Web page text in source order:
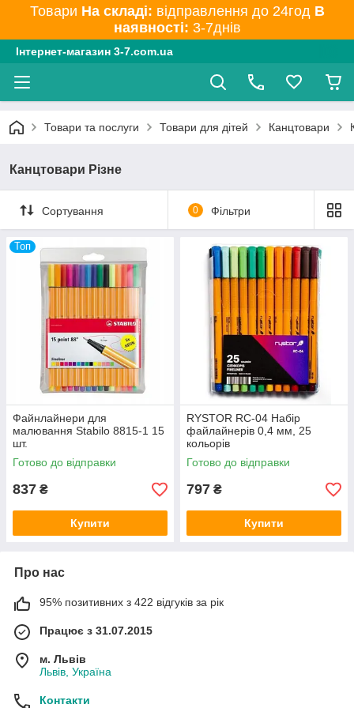
Товари На складі: відправлення до 24год В
наявності: 3-7днів
Інтернет-магазин 3-7.com.ua
Товари та послуги Товари для дітей Канцтовари
Канцтовари Різне
Сортування 0 Фільтри
Топ
Файнлайнери для
малювання Stabilo 8815-1 15
шт.
Готово до відправки
837 ₴
Купити
RYSTOR RC-04 Набір
файлайнерів 0,4 мм, 25
кольорів
Готово до відправки
797 ₴
Купити
Про нас
95% позитивних з 422 відгуків за рік
Працює з 31.07.2015
м. Львів
Львів, Україна
Контакти